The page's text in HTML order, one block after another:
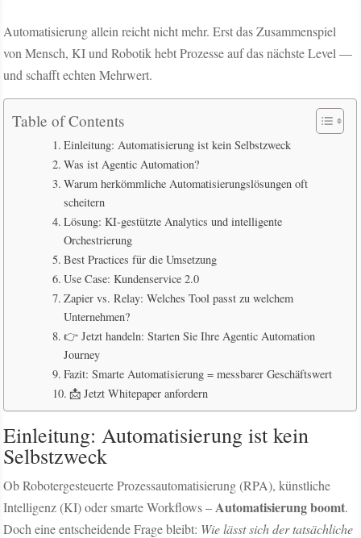
Automatisierung allein reicht nicht mehr. Erst das Zusammenspiel
von Mensch, KI und Robotik hebt Prozesse auf das nächste Level —
und schafft echten Mehrwert.
Table of Contents
Einleitung: Automatisierung ist kein Selbstzweck
Was ist Agentic Automation?
Warum herkömmliche Automatisierungslösungen oft
scheitern
Lösung: KI-gestützte Analytics und intelligente
Orchestrierung
Best Practices für die Umsetzung
Use Case: Kundenservice 2.0
Zapier vs. Relay: Welches Tool passt zu welchem
Unternehmen?
👉 Jetzt handeln: Starten Sie Ihre Agentic Automation
Journey
Fazit: Smarte Automatisierung = messbarer Geschäftswert
📩 Jetzt Whitepaper anfordern
Einleitung: Automatisierung ist kein
Selbstzweck
Ob Robotergesteuerte Prozessautomatisierung (RPA), künstliche
Intelligenz (KI) oder smarte Workflows – Automatisierung boomt.
Doch eine entscheidende Frage bleibt: Wie lässt sich der tatsächliche